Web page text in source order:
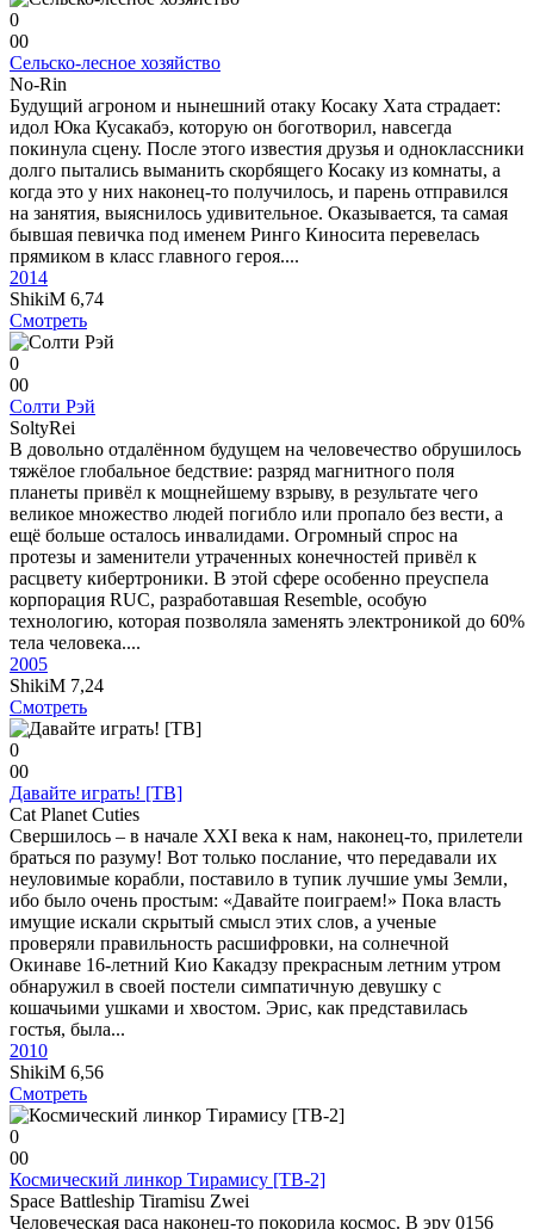
0
00
Сельско-лесное хозяйство
No-Rin
Будущий агроном и нынешний отаку Косаку Хата страдает:
идол Юка Кусакабэ, которую он боготворил, навсегда
покинула сцену. После этого известия друзья и одноклассники
долго пытались выманить скорбящего Косаку из комнаты, а
когда это у них наконец-то получилось, и парень отправился
на занятия, выяснилось удивительное. Оказывается, та самая
бывшая певичка под именем Ринго Киносита перевелась
прямиком в класс главного героя....
2014
ShikiM 6,74
Смотреть
0
00
Солти Рэй
SoltyRei
В довольно отдалённом будущем на человечество обрушилось
тяжёлое глобальное бедствие: разряд магнитного поля
планеты привёл к мощнейшему взрыву, в результате чего
великое множество людей погибло или пропало без вести, а
ещё больше осталось инвалидами. Огромный спрос на
протезы и заменители утраченных конечностей привёл к
расцвету кибертроники. В этой сфере особенно преуспела
корпорация RUC, разработавшая Resemble, особую
технологию, которая позволяла заменять электроникой до 60%
тела человека....
2005
ShikiM 7,24
Смотреть
0
00
Давайте играть! [ТВ]
Cat Planet Cuties
Свершилось – в начале XXI века к нам, наконец-то, прилетели
браться по разуму! Вот только послание, что передавали их
неуловимые корабли, поставило в тупик лучшие умы Земли,
ибо было очень простым: «Давайте поиграем!» Пока власть
имущие искали скрытый смысл этих слов, а ученые
проверяли правильность расшифровки, на солнечной
Окинаве 16-летний Кио Какадзу прекрасным летним утром
обнаружил в своей постели симпатичную девушку с
кошачьими ушками и хвостом. Эрис, как представилась
гостья, была...
2010
ShikiM 6,56
Смотреть
0
00
Космический линкор Тирамису [ТВ-2]
Space Battleship Tiramisu Zwei
Человеческая раса наконец-то покорила космос. В эру 0156